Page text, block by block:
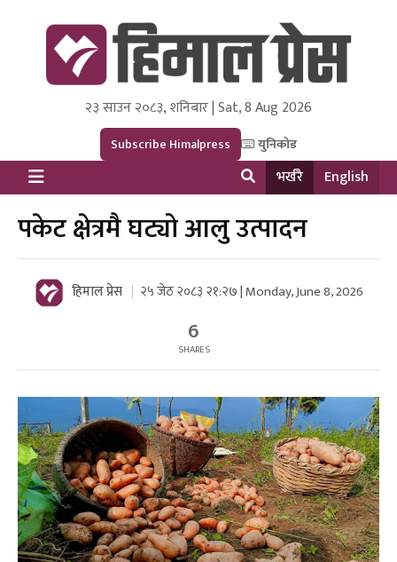
Himal Press
Dot NewsyNepal Media and Research Pvt Ltd.
२३ साउन २०८३, शनिबार | Sat, 8 Aug 2026
Subscribe Himalpress युनिकोड
भर्खरै English
पकेट क्षेत्रमै घट्यो आलु उत्पादन
हिमाल प्रेस २५ जेठ २०८३ २१:२७ | Monday, June 8, 2026
6
SHARES